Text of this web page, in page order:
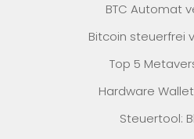
BTC Automat
Bitcoin steuerfrei
Top 5
Hardware
Steuertool: